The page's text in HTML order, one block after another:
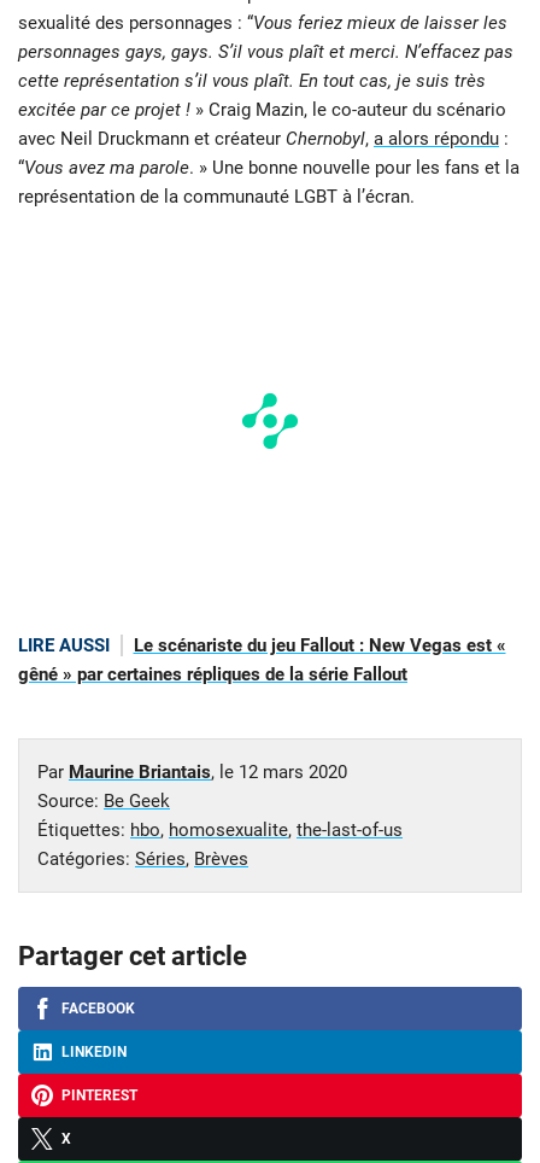
sexualité des personnages : “Vous feriez mieux de laisser les
personnages gays, gays. S’il vous plaît et merci. N’effacez pas
cette représentation s’il vous plaît. En tout cas, je suis très
excitée par ce projet ! » Craig Mazin, le co-auteur du scénario
avec Neil Druckmann et créateur Chernobyl, a alors répondu :
“Vous avez ma parole. » Une bonne nouvelle pour les fans et la
représentation de la communauté LGBT à l’écran.
LIRE AUSSI
Le scénariste du jeu Fallout : New Vegas est «
gêné » par certaines répliques de la série Fallout
Par Maurine Briantais, le 12 mars 2020
Source: Be Geek
Étiquettes: hbo, homosexualite, the-last-of-us
Catégories: Séries, Brèves
Partager cet article
FACEBOOK
LINKEDIN
PINTEREST
X